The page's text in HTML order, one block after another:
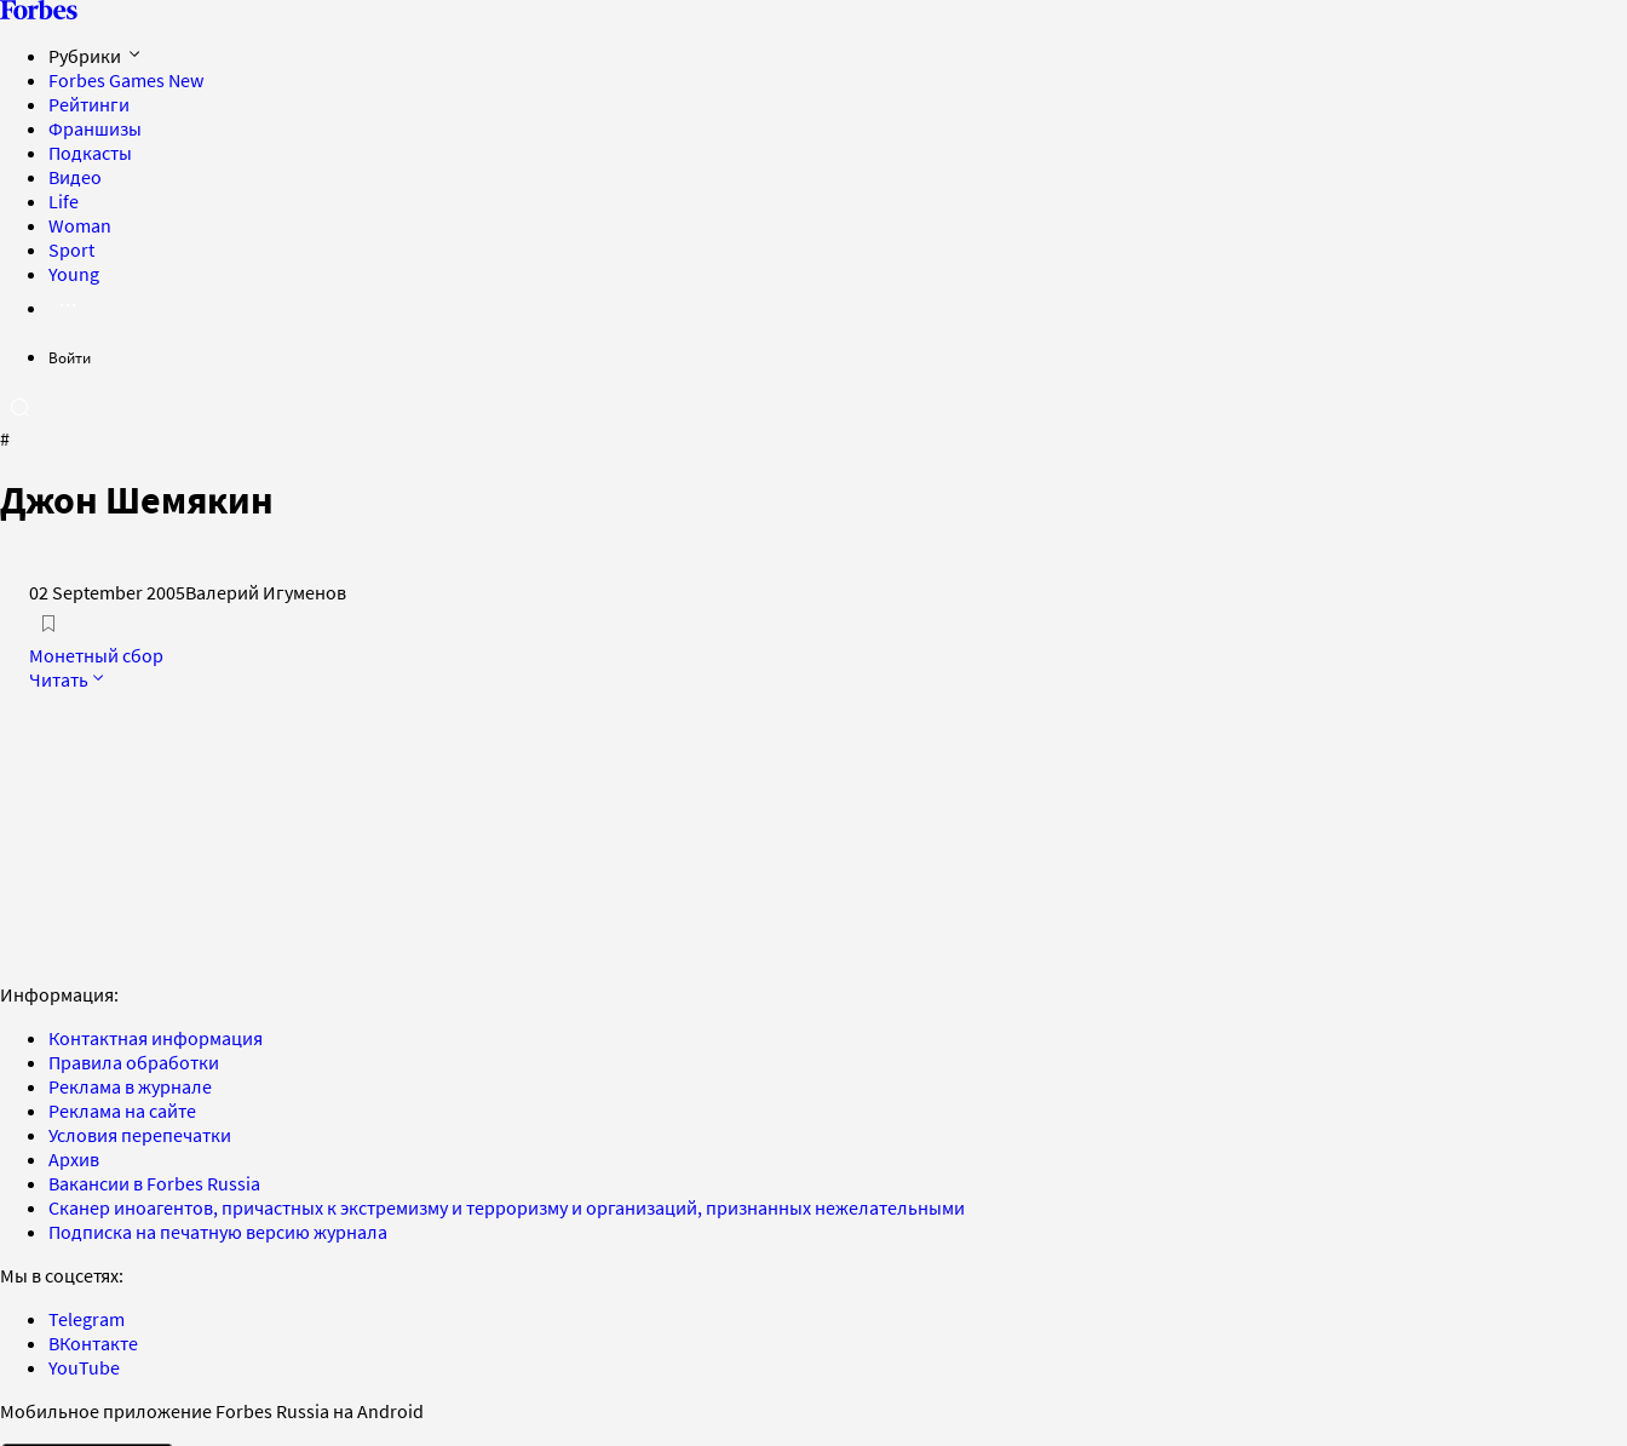
Рубрики
Forbes Games New
Рейтинги
Франшизы
Подкасты
Видео
Life
Woman
Sport
Young
Войти
#
Джон Шемякин
02 September 2005Валерий Игуменов
Монетный сбор
Читать
Информация:
Контактная информация
Правила обработки
Реклама в журнале
Реклама на сайте
Условия перепечатки
Архив
Вакансии в Forbes Russia
Сканер иноагентов, причастных к экстремизму и терроризму и организаций, признанных нежелательными
Подписка на печатную версию журнала
Мы в соцсетях:
Telegram
ВКонтакте
YouTube
Мобильное приложение Forbes Russia на Android